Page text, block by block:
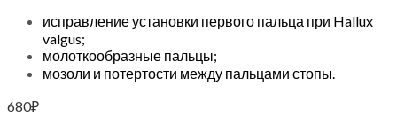
исправление установки первого пальца при Hallux
valgus;
молоткообразные пальцы;
мозоли и потертости между пальцами стопы.
680₽